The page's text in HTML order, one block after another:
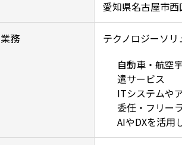
愛知県名古屋市
業務
テクノロジーソ
自動車・航空
遣サービス
ITシステムや
委任・フリー
AIやDXを活用